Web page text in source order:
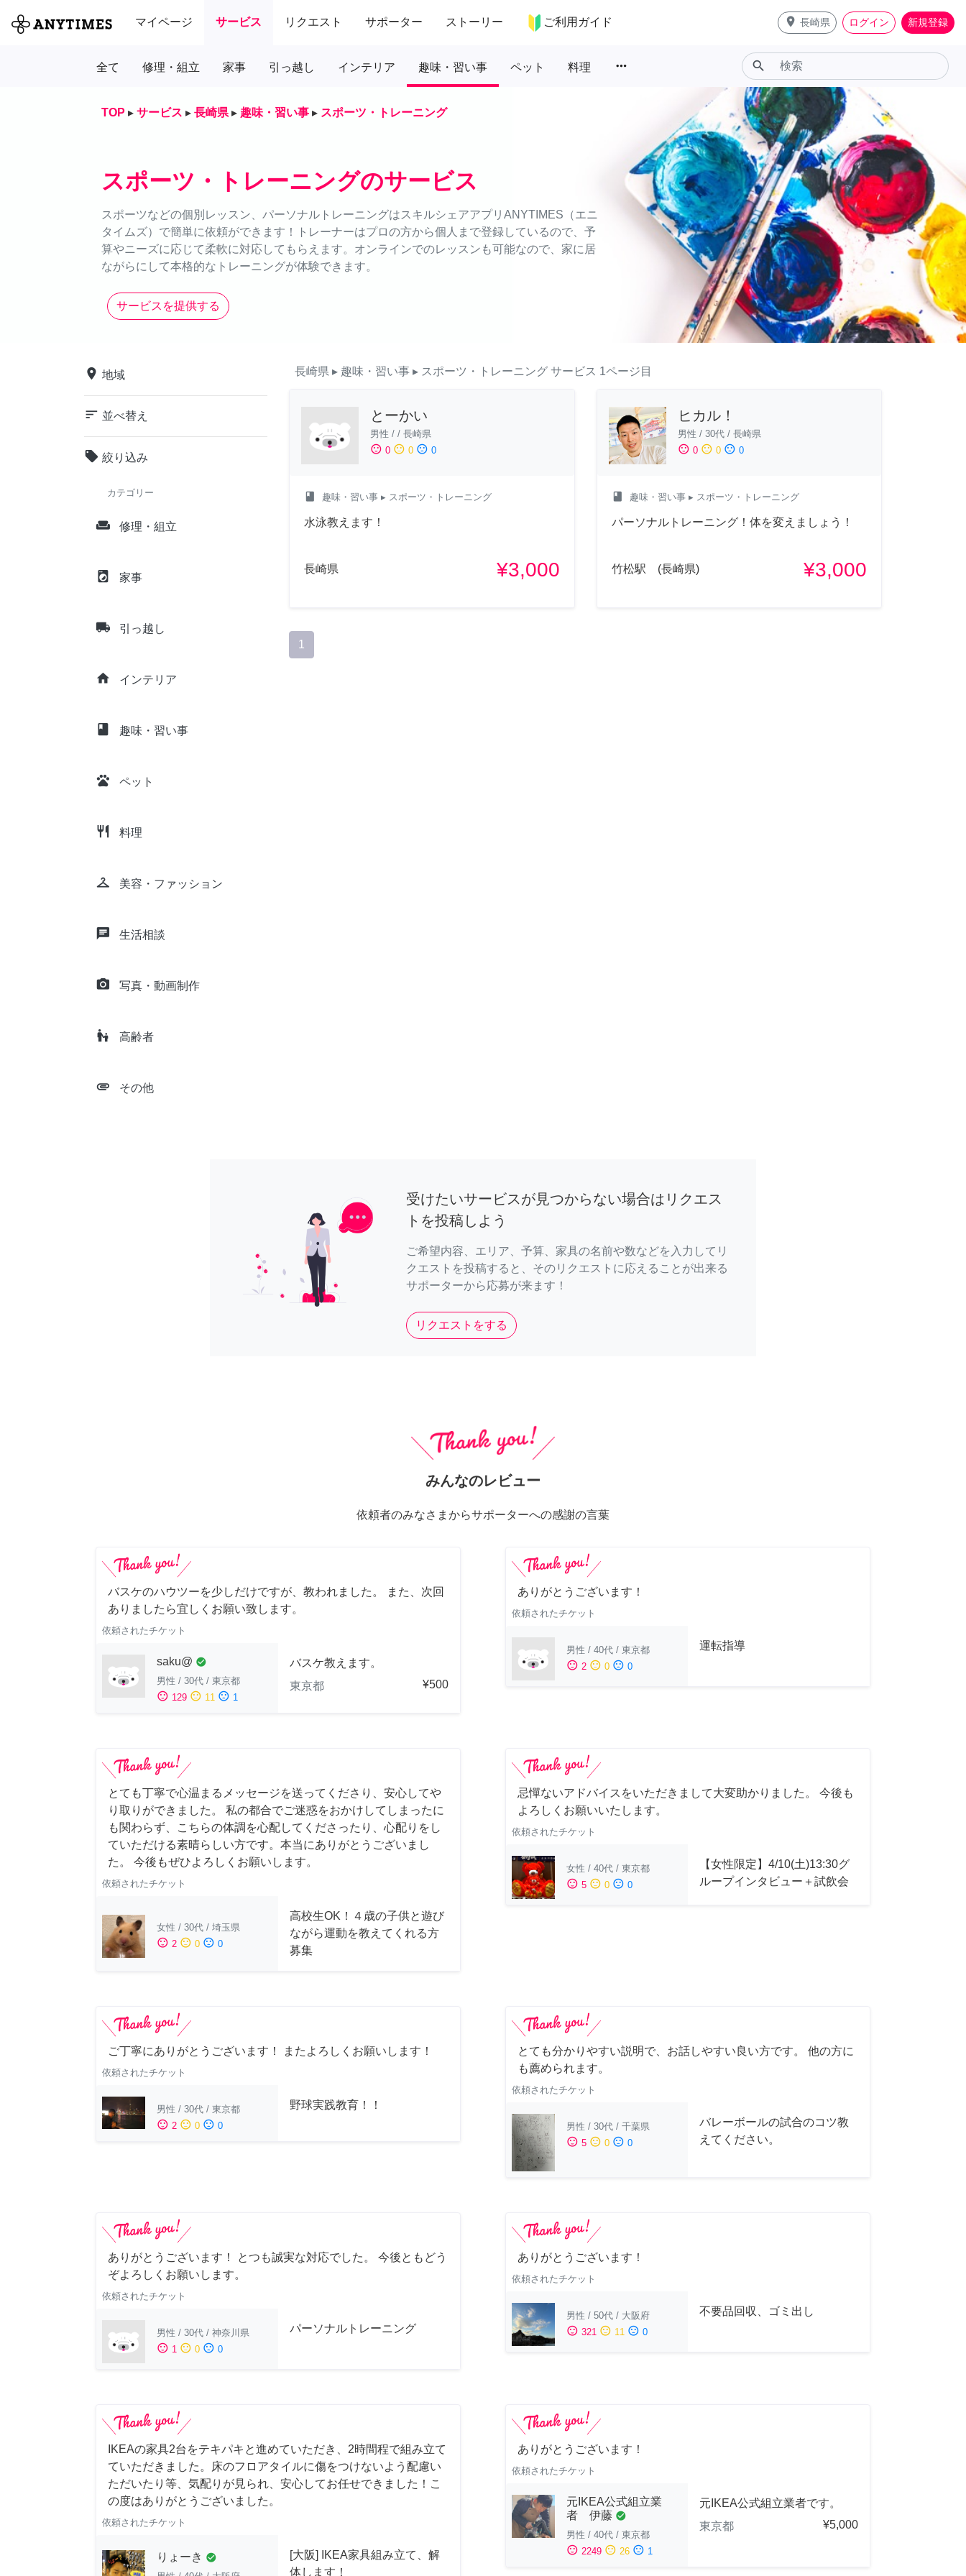
マイページ サービス リクエスト サポーター ストーリー ご利用ガイド place 長崎県 ログイン 新規登録
全て 修理・組立 家事 引っ越し インテリア 趣味・習い事 ペット 料理 more_horiz search
TOP ▸ サービス ▸ 長崎県 ▸ 趣味・習い事 ▸ スポーツ・トレーニング
スポーツ・トレーニングのサービス
スポーツなどの個別レッスン、パーソナルトレーニングはスキルシェアアプリANYTIMES（エニ
タイムズ）で簡単に依頼ができます！トレーナーはプロの方から個人まで登録しているので、予
算やニーズに応じて柔軟に対応してもらえます。オンラインでのレッスンも可能なので、家に居
ながらにして本格的なトレーニングが体験できます。
サービスを提供する
place 地域
sort 並べ替え
local_offer 絞り込み
カテゴリー
weekend 修理・組立
local_laundry_service 家事
local_shipping 引っ越し
home インテリア
class 趣味・習い事
pets ペット
restaurant 料理
checkroom 美容・ファッション
chat 生活相談
camera_alt 写真・動画制作
escalator_warning 高齢者
attachment その他
長崎県 ▸ 趣味・習い事 ▸ スポーツ・トレーニング サービス 1ページ目
とーかい
男性 / / 長崎県
sentiment_satisfied 0 sentiment_neutral 0 sentiment_dissatisfied 0
class 趣味・習い事 ▸ スポーツ・トレーニング
水泳教えます！
長崎県 ¥3,000
ヒカル！
男性 / 30代/ 長崎県
sentiment_satisfied 0 sentiment_neutral 0 sentiment_dissatisfied 0
class 趣味・習い事▸ スポーツ・トレーニング
パーソナルトレーニング！体を変えましょう！
竹松駅 (長崎県) ¥3,000
1
受けたいサービスが見つからない場合はリクエス
トを投稿しよう
ご希望内容、エリア、予算、家具の名前や数などを入力してリ
クエストを投稿すると、そのリクエストに応えることが出来る
サポーターから応募が来ます！
リクエストをする
みんなのレビュー
依頼者のみなさまからサポーターへの感謝の言葉
バスケのハウツーを少しだけですが、教われました。 また、次回
ありましたら宜しくお願い致します。
依頼されたチケット
saku@ check_circle
男性 / 30代 / 東京都
sentiment_satisfied 129 sentiment_neutral 11 sentiment_dissatisfied 1
バスケ教えます。
東京都
¥500
ありがとうございます！
依頼されたチケット
男性 / 40代 / 東京都
sentiment_satisfied 2 sentiment_neutral 0 sentiment_dissatisfied 0
運転指導
とても丁寧で心温まるメッセージを送ってくださり、安心してや
り取りができました。 私の都合でご迷惑をおかけしてしまったに
も関わらず、こちらの体調を心配してくださったり、心配りをし
ていただける素晴らしい方です。本当にありがとうございまし
た。 今後もぜひよろしくお願いします。
依頼されたチケット
女性 / 30代 / 埼玉県
sentiment_satisfied 2 sentiment_neutral 0 sentiment_dissatisfied 0
高校生OK！４歳の子供と遊び
ながら運動を教えてくれる方
募集
忌憚ないアドバイスをいただきまして大変助かりました。 今後も
よろしくお願いいたします。
依頼されたチケット
女性 / 40代 / 東京都
sentiment_satisfied 5 sentiment_neutral 0 sentiment_dissatisfied 0
【女性限定】4/10(土)13:30グ
ループインタビュー＋試飲会
ご丁寧にありがとうございます！ またよろしくお願いします！
依頼されたチケット
男性 / 30代 / 東京都
sentiment_satisfied 2 sentiment_neutral 0 sentiment_dissatisfied 0
野球実践教育！！
とても分かりやすい説明で、お話しやすい良い方です。 他の方に
も薦められます。
依頼されたチケット
男性 / 30代 / 千葉県
sentiment_satisfied 5 sentiment_neutral 0 sentiment_dissatisfied 0
バレーボールの試合のコツ教
えてください。
ありがとうございます！ とつも誠実な対応でした。 今後ともどう
ぞよろしくお願いします。
依頼されたチケット
男性 / 30代 / 神奈川県
sentiment_satisfied 1 sentiment_neutral 0 sentiment_dissatisfied 0
パーソナルトレーニング
ありがとうございます！
依頼されたチケット
男性 / 50代 / 大阪府
sentiment_satisfied 321 sentiment_neutral 11 sentiment_dissatisfied 0
不要品回収、ゴミ出し
IKEAの家具2台をテキパキと進めていただき、2時間程で組み立て
ていただきました。床のフロアタイルに傷をつけないよう配慮い
ただいたり等、気配りが見られ、安心してお任せできました！こ
の度はありがとうございました。
依頼されたチケット
りょーき check_circle
[大阪] IKEA家具組み立て、解
体します！
ありがとうございます！
依頼されたチケット
元IKEA公式組立業
者 伊藤 check_circle
男性 / 40代 / 東京都
sentiment_satisfied 2249 sentiment_neutral 26 sentiment_dissatisfied 1
元IKEA公式組立業者です。
東京都
¥5,000